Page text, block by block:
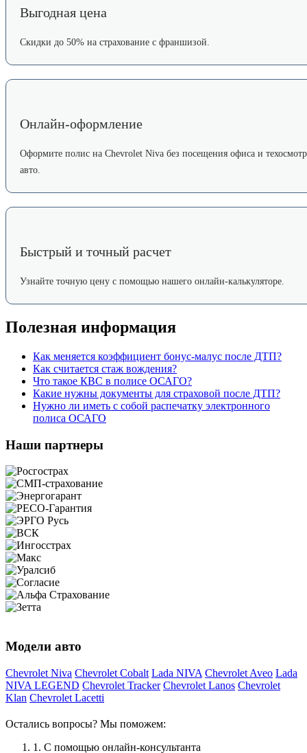
Выгодная цена
Скидки до 50% на страхование с франшизой.
Онлайн-оформление
Оформите полис на Chevrolet Niva без посещения офиса и
авто.
Быстрый и точный расчет
Узнайте точную цену с помощью нашего онлайн-калькуляторе.
Полезная информация
Как меняется коэффициент бонус-малус после ДТП?
Как считается стаж вождения?
Что такое КВС в полисе ОСАГО?
Какие нужны документы для страховой после ДТП?
Нужно ли иметь с собой распечатку электронного
полиса ОСАГО
Наши партнеры
Модели авто
Chevrolet Niva Chevrolet Cobalt Lada NIVA Chevrolet Aveo Lada
NIVA LEGEND Chevrolet Tracker Chevrolet Lanos Chevrolet
Klan Chevrolet Lacetti
Остались вопросы? Мы поможем:
1. С помощью онлайн-консультанта